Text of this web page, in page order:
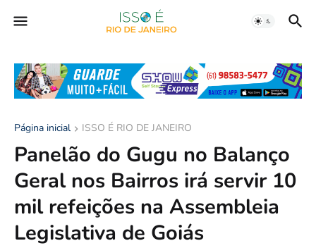
Página inicial ISSO É RIO DE JANEIRO
Panelão do Gugu no Balanço
Geral nos Bairros irá servir 10
mil refeições na Assembleia
Legislativa de Goiás